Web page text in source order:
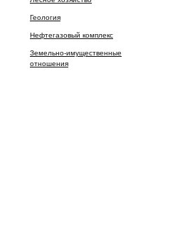
Геология
Нефтегазовый комплекс
Земельно-имущественные
отношения